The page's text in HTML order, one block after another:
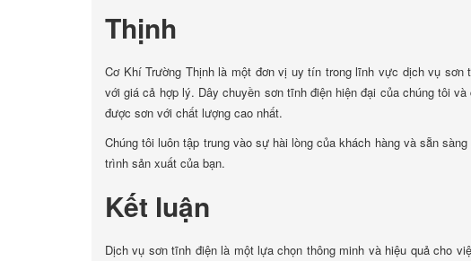
Thịnh
Cơ Khí Trường Thịnh là một đơn vị uy tín trong lĩnh vực dịch vụ
với giá cả hợp lý. Dây chuyền sơn tĩnh điện hiện đại của chúng tôi
được sơn với chất lượng cao nhất.
Chúng tôi luôn tập trung vào sự hài lòng của khách hàng và sẵn
trình sản xuất của bạn.
Kết luận
Dịch vụ sơn tĩnh điện là một lựa chọn thông minh và hiệu quả cho